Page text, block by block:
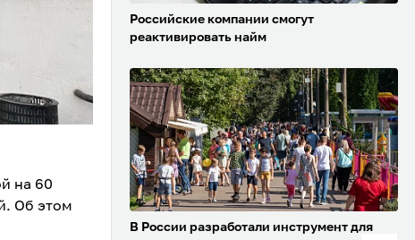
на 60
Об этом
Российские компании смогут
реактивировать найм
В России разработали инструмент для